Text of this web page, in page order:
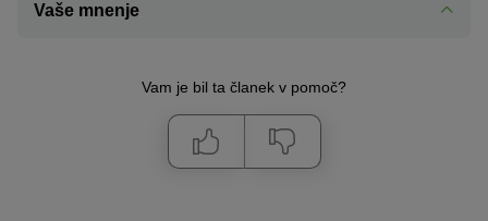
Vaše mnenje
Vam je bil ta članek v pomoč?